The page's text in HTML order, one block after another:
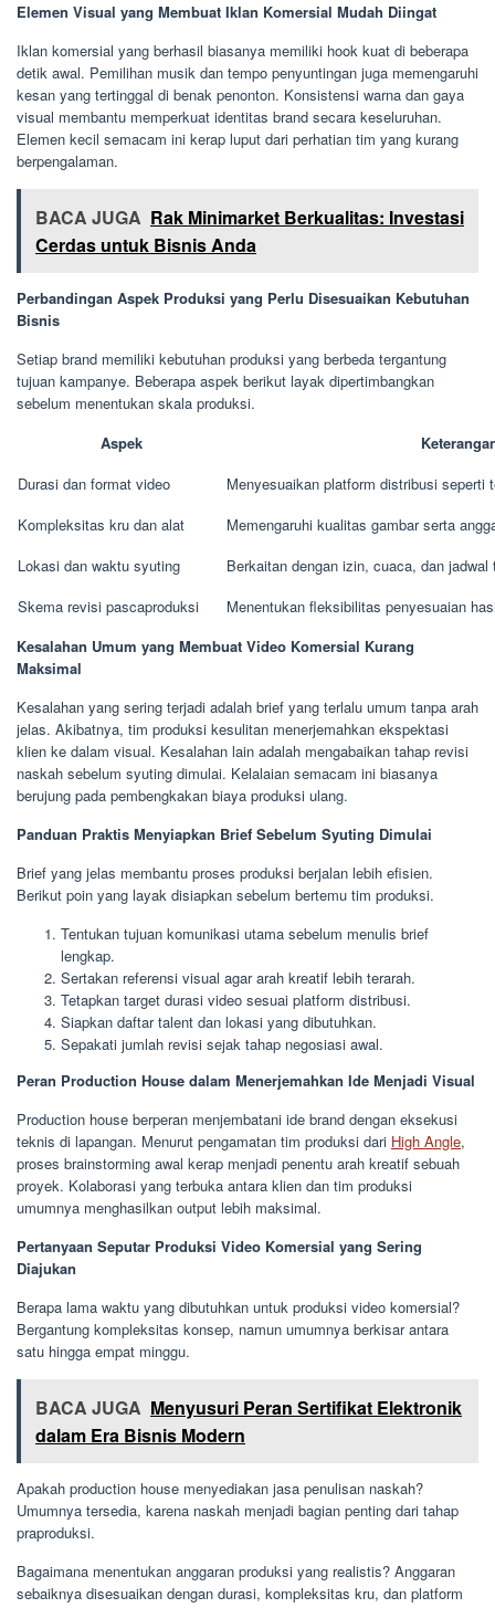
Elemen Visual yang Membuat Iklan Komersial Mudah Diingat
Iklan komersial yang berhasil biasanya memiliki hook kuat di beberapa
detik awal. Pemilihan musik dan tempo penyuntingan juga memengaruhi
kesan yang tertinggal di benak penonton. Konsistensi warna dan gaya
visual membantu memperkuat identitas brand secara keseluruhan.
Elemen kecil semacam ini kerap luput dari perhatian tim yang kurang
berpengalaman.
BACA JUGA Rak Minimarket Berkualitas: Investasi
Cerdas untuk Bisnis Anda
Perbandingan Aspek Produksi yang Perlu Disesuaikan Kebutuhan
Bisnis
Setiap brand memiliki kebutuhan produksi yang berbeda tergantung
tujuan kampanye. Beberapa aspek berikut layak dipertimbangkan
sebelum menentukan skala produksi.
Aspek
Durasi dan format video
Menyesuaikan platform distribusi seperti
Kompleksitas kru dan alat
Memengaruhi kualitas gambar serta
Lokasi dan waktu syuting
Berkaitan dengan izin, cuaca, dan jadwal
Skema revisi pascaproduksi
Menentukan fleksibilitas penyesuaian
Kesalahan Umum yang Membuat Video Komersial Kurang
Maksimal
Kesalahan yang sering terjadi adalah brief yang terlalu umum tanpa arah
jelas. Akibatnya, tim produksi kesulitan menerjemahkan ekspektasi
klien ke dalam visual. Kesalahan lain adalah mengabaikan tahap revisi
naskah sebelum syuting dimulai. Kelalaian semacam ini biasanya
berujung pada pembengkakan biaya produksi ulang.
Panduan Praktis Menyiapkan Brief Sebelum Syuting Dimulai
Brief yang jelas membantu proses produksi berjalan lebih efisien.
Berikut poin yang layak disiapkan sebelum bertemu tim produksi.
Tentukan tujuan komunikasi utama sebelum menulis brief
lengkap.
Sertakan referensi visual agar arah kreatif lebih terarah.
Tetapkan target durasi video sesuai platform distribusi.
Siapkan daftar talent dan lokasi yang dibutuhkan.
Sepakati jumlah revisi sejak tahap negosiasi awal.
Peran Production House dalam Menerjemahkan Ide Menjadi Visual
Production house berperan menjembatani ide brand dengan eksekusi
teknis di lapangan. Menurut pengamatan tim produksi dari High Angle,
proses brainstorming awal kerap menjadi penentu arah kreatif sebuah
proyek. Kolaborasi yang terbuka antara klien dan tim produksi
umumnya menghasilkan output lebih maksimal.
Pertanyaan Seputar Produksi Video Komersial yang Sering
Diajukan
Berapa lama waktu yang dibutuhkan untuk produksi video komersial?
Bergantung kompleksitas konsep, namun umumnya berkisar antara
satu hingga empat minggu.
BACA JUGA Menyusuri Peran Sertifikat Elektronik
dalam Era Bisnis Modern
Apakah production house menyediakan jasa penulisan naskah?
Umumnya tersedia, karena naskah menjadi bagian penting dari tahap
praproduksi.
Bagaimana menentukan anggaran produksi yang realistis? Anggaran
sebaiknya disesuaikan dengan durasi, kompleksitas kru, dan platform